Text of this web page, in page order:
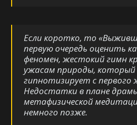
Если коротко, то «
первую очередь оценить
феномен, жестокий гимн
ужасам природы, который
гипнотизирует с первого
Недостатки в плане
метафизической
немного позже.